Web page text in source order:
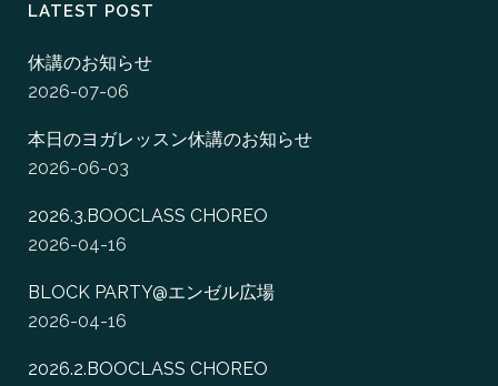
LATEST POST
休講のお知らせ
2026-07-06
本日のヨガレッスン休講のお知らせ
2026-06-03
2026.3.BOOCLASS CHOREO
2026-04-16
BLOCK PARTY@エンゼル広場
2026-04-16
2026.2.BOOCLASS CHOREO